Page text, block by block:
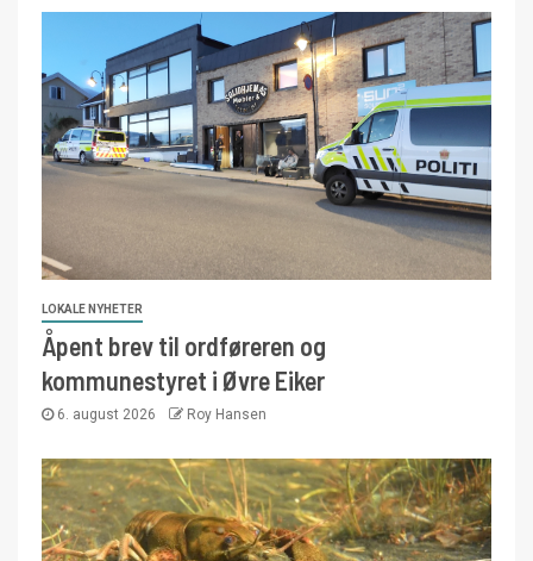
LOKALE NYHETER
Åpent brev til ordføreren og
kommunestyret i Øvre Eiker
6. august 2026 Roy Hansen